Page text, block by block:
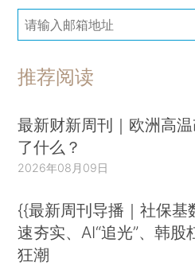
推荐阅读
最新财新周刊｜欧洲高
了什么？
2026年08月09日
{{最新周刊导播｜社保基
速夯实、AI“追光”、韩股
狂潮